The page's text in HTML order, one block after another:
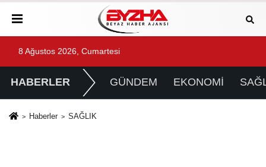
8 Ağustos 2026, Cumartesi
HABERLER GÜNDEM EKONOMİ
Haberler SAĞLIK